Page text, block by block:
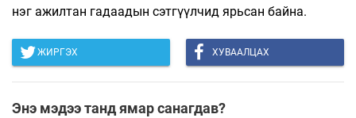
нэг ажилтан гадаадын сэтгүүлчид ярьсан байна.
ЖИРГЭХ ХУВААЛЦАХ
Энэ мэдээ танд ямар санагдав?